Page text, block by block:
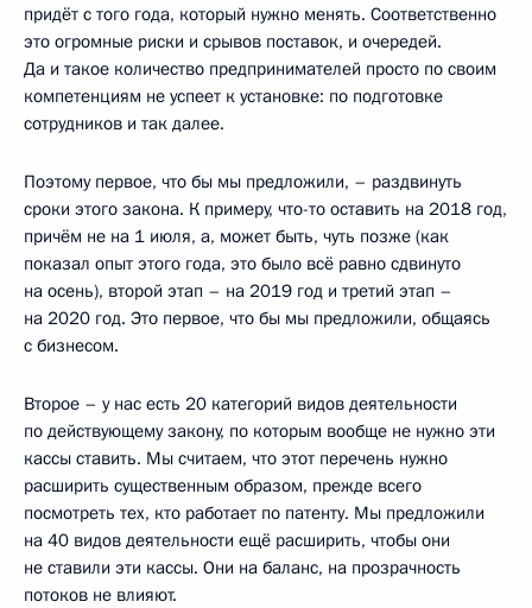
придёт с того года, который нужно менять. Соответственно
это огромные риски и срывов поставок, и очередей.
Да и такое количество предпринимателей просто по своим
компетенциям не успеет к установке: по подготовке
сотрудников и так далее.
Поэтому первое, что бы мы предложили, – раздвинуть
сроки этого закона. К примеру, что-то оставить на 2018 год,
причём не на 1 июля, а, может быть, чуть позже (как
показал опыт этого года, это было всё равно сдвинуто
на осень), второй этап – на 2019 год и третий этап –
на 2020 год. Это первое, что бы мы предложили, общаясь
с бизнесом.
Второе – у нас есть 20 категорий видов деятельности
по действующему закону, по которым вообще не нужно эти
кассы ставить. Мы считаем, что этот перечень нужно
расширить существенным образом, прежде всего
посмотреть тех, кто работает по патенту. Мы предложили
на 40 видов деятельности ещё расширить, чтобы они
не ставили эти кассы. Они на баланс, на прозрачность
потоков не влияют.